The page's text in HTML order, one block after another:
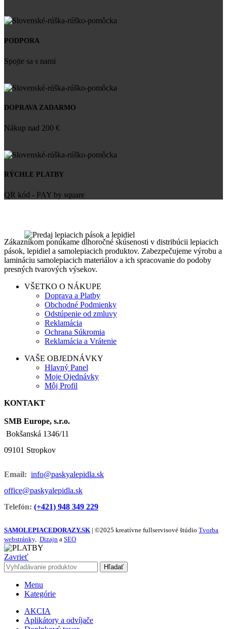
PODPORA
Spojte sa s nami
DOPRAVA ZADARMO
Nákup nad 200 €
RÝCHLE PLATBY
QR kód - PAY by square
Zákazníkom ponúkame dlhoročné skúsenosti v distribúcii lepiacich
pások, lepidiel a samolepiacich produktov. Zabezpečujeme výrobu a
lamináciu samolepiacich materiálov a ich spracovanie do podoby
presných tvarových výsekov.
VŠETKO O NÁKUPE
Doprava a Platby
Obchodné Podmienky
Odstúpenie od zmluvy
Reklamácia
Ochrana Súkromia
Reklamácia a Vrátenie
VAŠE OBJEDNÁVKY
Hlavný Panel
Moje Ojednávky
Môj Profil
KONTAKT
SMB Europe, s.r.o.
Bokšanská 1346/11
09101 Stropkov
Email: info@paskyalepidla.sk
office@paskyalepidla.sk
Telefón: (+421) 948 349 229
SAMOLEPIACEDORAZY.SK | ©2025 kreatívne fullservisové štúdio Tvorba
webstránky, Dizajn a SEO
Zavrieť
Hľadať
Menu
Kategórie
AKCIA
Aplikátory a odvíjače